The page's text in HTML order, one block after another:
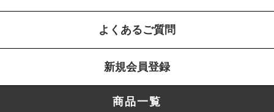
よくあるご質問
新規会員登録
商品一覧